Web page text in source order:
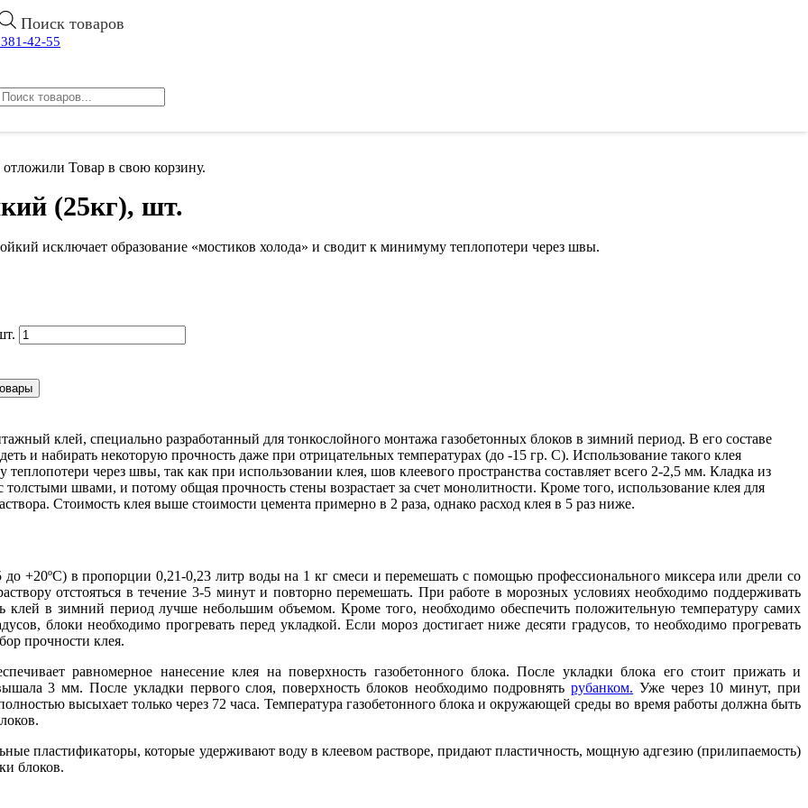
381-42-55
Поиск товаров
Товар в свою корзину.
(25кг), шт.
исключает образование «мостиков холода» и сводит к минимуму теплопотери через швы.
клей, специально разработанный для тонкослойного монтажа газобетонных блоков в зимний период. В его составе
и набирать некоторую прочность даже при отрицательных температурах (до -15 гр. С). Использование такого клея
через швы, так как при использовании клея, шов клеевого пространства составляет всего 2-2,5 мм. Кладка из
швами, и потому общая прочность стены возрастает за счет монолитности. Кроме того, использование клея для
Стоимость клея выше стоимости цемента примерно в 2 раза, однако расход клея в 5 раз ниже.
+20ºС) в пропорции 0,21-0,23 литр воды на 1 кг смеси и перемешать с помощью профессионального миксера или дрели со
отстояться в течение 3-5 минут и повторно перемешать. При работе в морозных условиях необходимо поддерживать
клей в зимний период лучше небольшим объемом. Кроме того, необходимо обеспечить положительную температуру самих
блоки необходимо прогревать перед укладкой. Если мороз достигает ниже десяти градусов, то необходимо прогревать
прочности клея.
равномерное нанесение клея на поверхность газобетонного блока. После укладки блока его стоит прижать и
3 мм. После укладки первого слоя, поверхность блоков необходимо подровнятьрубанком. Уже через 10 минут, при
высыхает только через 72 часа. Температура газобетонного блока и окружающей среды во время работы должна быть
пластификаторы, которые удерживают воду в клеевом растворе, придают пластичность, мощную адгезию (прилипаемость)
блоков.